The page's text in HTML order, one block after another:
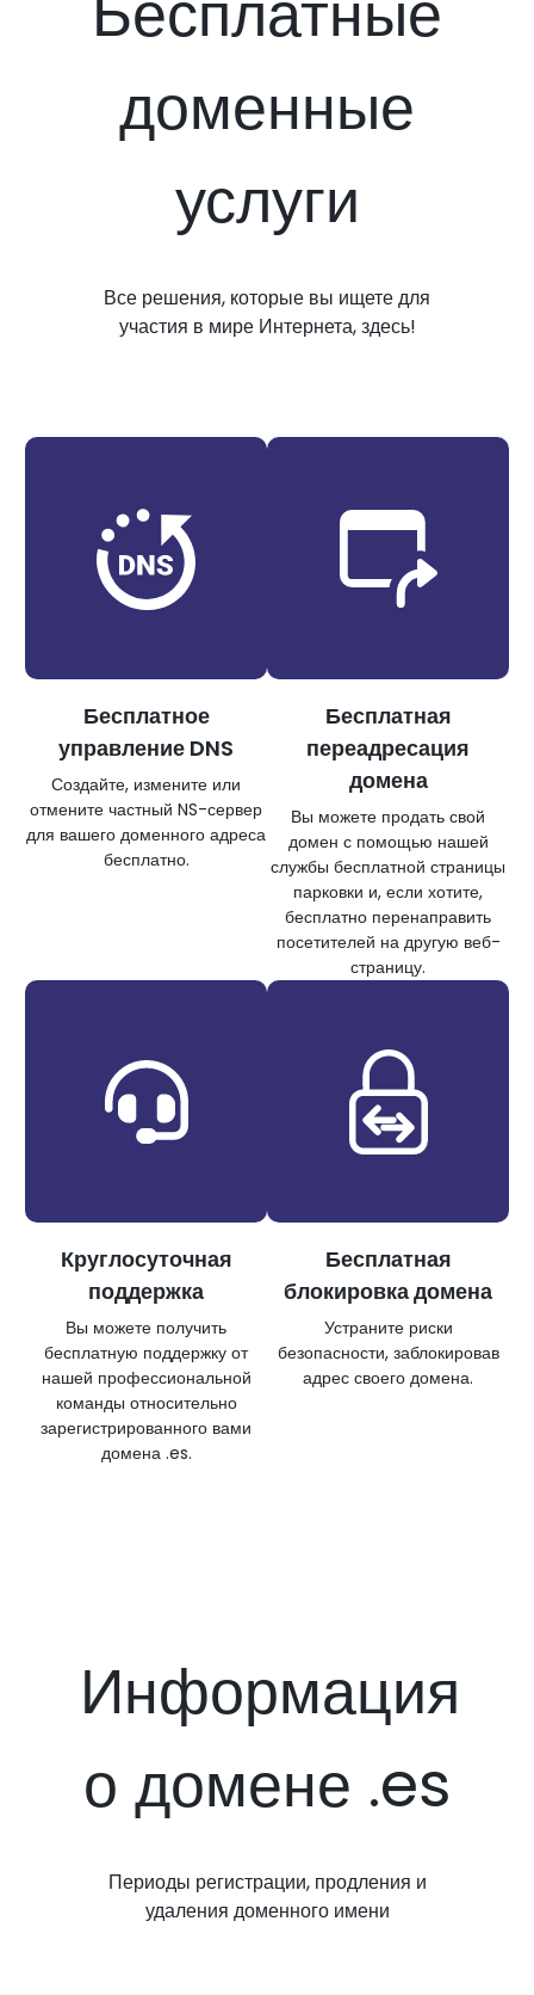
доменные
услуги
Все решения, которые вы ищете для
участия в мире Интернета, здесь!
Бесплатное
управление DNS
Создайте, измените или
отмените частный NS-сервер
для вашего доменного адреса
бесплатно.
Бесплатная
переадресация
домена
Вы можете продать свой
домен с помощью нашей
службы бесплатной страницы
парковки и, если хотите,
бесплатно перенаправить
посетителей на другую веб-
страницу.
Круглосуточная
поддержка
Вы можете получить
бесплатную поддержку от
нашей профессиональной
команды относительно
зарегистрированного вами
домена .es.
Бесплатная
блокировка домена
Устраните риски
безопасности, заблокировав
адрес своего домена.
Информация
о домене .es
Периоды регистрации, продления и
удаления доменного имени